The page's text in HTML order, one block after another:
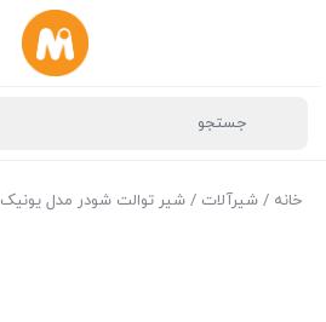
خانه / شیرآلات / شیر توالت شودر مدل یونیک